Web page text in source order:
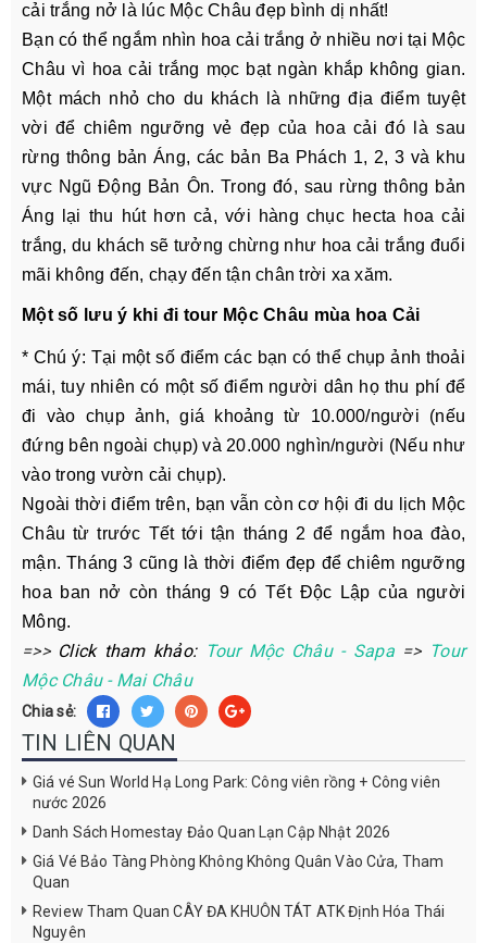
cải trắng nở là lúc Mộc Châu đẹp bình dị nhất!
Bạn có thể ngắm nhìn hoa cải trắng ở nhiều nơi tại Mộc
Châu vì hoa cải trắng mọc bạt ngàn khắp không gian.
Một mách nhỏ cho du khách là những địa điểm tuyệt
vời để chiêm ngưỡng vẻ đẹp của hoa cải đó là sau
rừng thông bản Áng, các bản Ba Phách 1, 2, 3 và khu
vực Ngũ Động Bản Ôn. Trong đó, sau rừng thông bản
Áng lại thu hút hơn cả, với hàng chục hecta hoa cải
trắng, du khách sẽ tưởng chừng như hoa cải trắng đuổi
mãi không đến, chạy đến tận chân trời xa xăm.
Một số lưu ý khi đi tour Mộc Châu mùa hoa Cải
* Chú ý: Tại một số điểm các bạn có thể chụp ảnh thoải
mái, tuy nhiên có một số điểm người dân họ thu phí để
đi vào chụp ảnh, giá khoảng từ 10.000/người (nếu
đứng bên ngoài chụp) và 20.000 nghìn/người (Nếu như
vào trong vườn cải chụp).
Ngoài thời điểm trên, bạn vẫn còn cơ hội đi du lịch Mộc
Châu từ trước Tết tới tận tháng 2 để ngắm hoa đào,
mận. Tháng 3 cũng là thời điểm đẹp để chiêm ngưỡng
hoa ban nở còn tháng 9 có Tết Độc Lập của người
Mông.
=>> Click tham khảo: Tour Mộc Châu - Sapa => Tour
Mộc Châu - Mai Châu
Chia sẻ:
TIN LIÊN QUAN
Giá vé Sun World Hạ Long Park: Công viên rồng + Công viên
nước 2026
Danh Sách Homestay Đảo Quan Lạn Cập Nhật 2026
Giá Vé Bảo Tàng Phòng Không Không Quân Vào Cửa, Tham
Quan
Review Tham Quan CÂY ĐA KHUÔN TÁT ATK Định Hóa Thái
Nguyên